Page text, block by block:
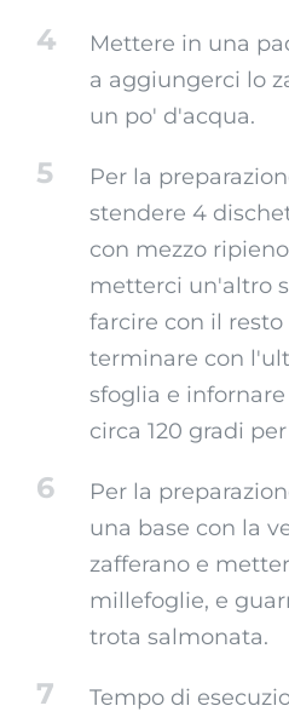
4
Mettere in una
a aggiungerci lo
un po' d'acqua.
5
Per la
stendere 4
con mezzo
metterci un'altro
farcire con il
terminare con
sfoglia e
circa 120 gradi
6
Per la
una base con la
zafferano e
millefoglie, e
trota salmonata.
7
Tempo di